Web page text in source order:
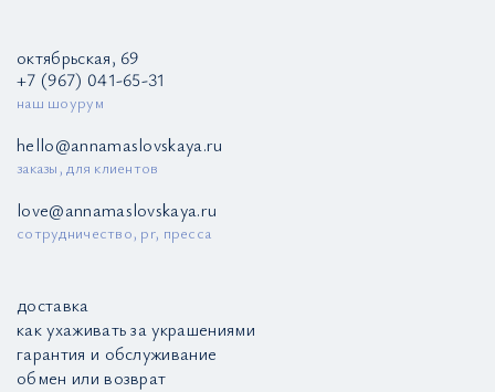
октябрьская, 69
+7 (967) 041-65-31
наш шоурум
hello@annamaslovskaya.ru
заказы, для клиентов
love@annamaslovskaya.ru
сотрудничество, pr, пресса
доставка
как ухаживать за украшениями
гарантия и обслуживание
обмен или возврат